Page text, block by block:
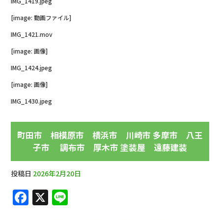
o
k
[image: 動画ファイル]
IMG_1421.mov
[image: 画像]
IMG_1424.jpeg
[image: 画像]
IMG_1430.jpeg
町田市 相模原市 横浜市 川崎市 多摩市 八王
子市 調布市 厚木市 塗装屋 遠藤建装
投稿日 2026年2月20日
F X